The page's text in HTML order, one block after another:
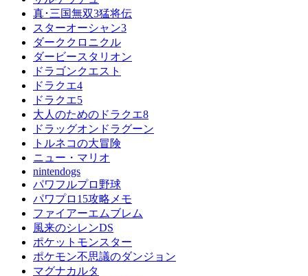
真･三国無双3猛将伝
スターオーシャン3
ダーククロニクル
ダービースタリオン
ドラゴンクエスト
ドラクエ4
ドラクエ5
大人のためのドラクエ8
ドラッグオンドラグーン
トルネコの大冒険
ニュー・マリオ
nintendogs
パワフルプロ野球
パワプロ15攻略メモ
ファイアーエムブレム
風来のシレンDS
ポケットモンスター
ポケモン不思議のダンジョン
マグナカルタ